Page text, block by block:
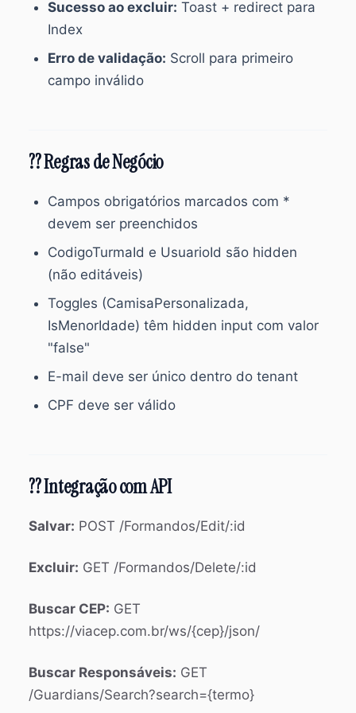
Sucesso ao excluir: Toast + redirect para
Index
Erro de validação: Scroll para primeiro
campo inválido
?? Regras de Negócio
Campos obrigatórios marcados com *
devem ser preenchidos
CodigoTurmaId e UsuarioId são hidden
(não editáveis)
Toggles (CamisaPersonalizada,
IsMenorIdade) têm hidden input com valor
"false"
E-mail deve ser único dentro do tenant
CPF deve ser válido
?? Integração com API
Salvar: POST /Formandos/Edit/:id
Excluir: GET /Formandos/Delete/:id
Buscar CEP: GET
https://viacep.com.br/ws/{cep}/json/
Buscar Responsáveis: GET
/Guardians/Search?search={termo}